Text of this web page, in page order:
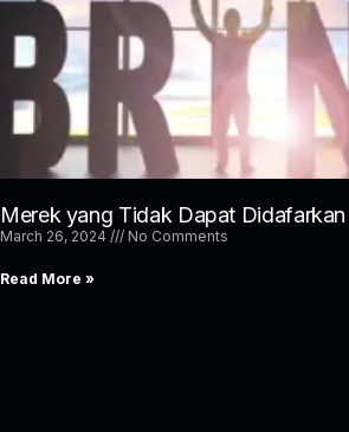
Merek yang Tidak Dapat Didafarkan
March 26, 2024 No Comments
Read More »